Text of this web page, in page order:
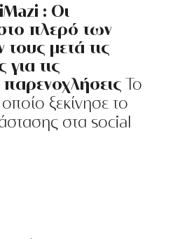
: Οι
πλερό των
μετά τις
τις
Το
ξεκίνησε το
στα social